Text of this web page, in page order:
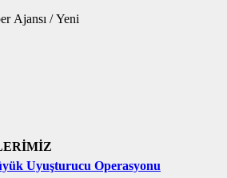
Kaynak: Demirören Haber Ajansı / Yeni
Uyuşturucu Operasyonu